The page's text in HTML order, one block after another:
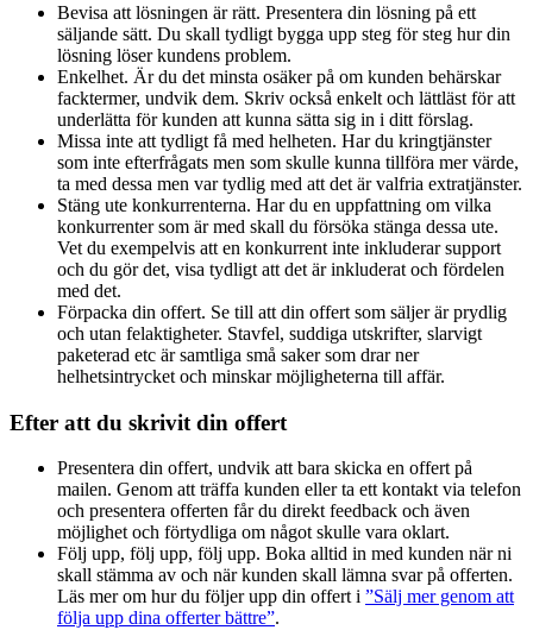
Bevisa att lösningen är rätt. Presentera din lösning på ett
säljande sätt. Du skall tydligt bygga upp steg för steg hur din
lösning löser kundens problem.
Enkelhet. Är du det minsta osäker på om kunden behärskar
facktermer, undvik dem. Skriv också enkelt och lättläst för att
underlätta för kunden att kunna sätta sig in i ditt förslag.
Missa inte att tydligt få med helheten. Har du kringtjänster
som inte efterfrågats men som skulle kunna tillföra mer värde,
ta med dessa men var tydlig med att det är valfria extratjänster.
Stäng ute konkurrenterna. Har du en uppfattning om vilka
konkurrenter som är med skall du försöka stänga dessa ute.
Vet du exempelvis att en konkurrent inte inkluderar support
och du gör det, visa tydligt att det är inkluderat och fördelen
med det.
Förpacka din offert. Se till att din offert som säljer är prydlig
och utan felaktigheter. Stavfel, suddiga utskrifter, slarvigt
paketerad etc är samtliga små saker som drar ner
helhetsintrycket och minskar möjligheterna till affär.
Efter att du skrivit din offert
Presentera din offert, undvik att bara skicka en offert på
mailen. Genom att träffa kunden eller ta ett kontakt via telefon
och presentera offerten får du direkt feedback och även
möjlighet och förtydliga om något skulle vara oklart.
Följ upp, följ upp, följ upp. Boka alltid in med kunden när ni
skall stämma av och när kunden skall lämna svar på offerten.
Läs mer om hur du följer upp din offert i ”Sälj mer genom att
följa upp dina offerter bättre”.